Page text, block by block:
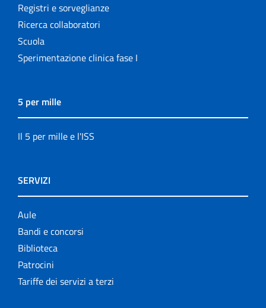
Registri e sorveglianze
Ricerca collaboratori
Scuola
Sperimentazione clinica fase I
5 per mille
Il 5 per mille e l'ISS
SERVIZI
Aule
Bandi e concorsi
Biblioteca
Patrocini
Tariffe dei servizi a terzi